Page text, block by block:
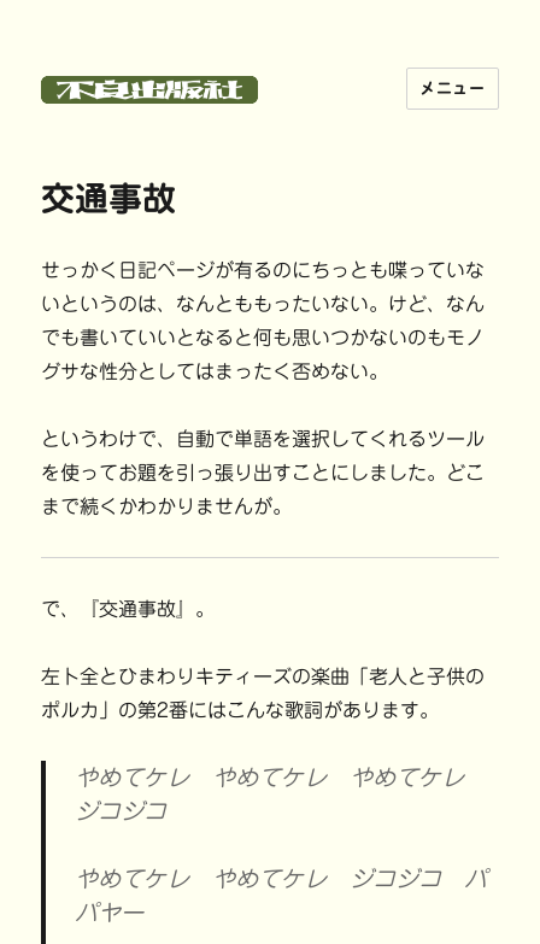
メニュー
交通事故
せっかく日記ページが有るのにちっとも喋っていな
いというのは、なんとももったいない。けど、なん
でも書いていいとなると何も思いつかないのもモノ
グサな性分としてはまったく否めない。
というわけで、自動で単語を選択してくれるツール
を使ってお題を引っ張り出すことにしました。どこ
まで続くかわかりませんが。
で、『交通事故』。
左卜全とひまわりキティーズの楽曲「老人と子供の
ポルカ」の第2番にはこんな歌詞があります。
やめてケレ やめてケレ やめてケレ
ジコジコ
やめてケレ やめてケレ ジコジコ パ
パヤー